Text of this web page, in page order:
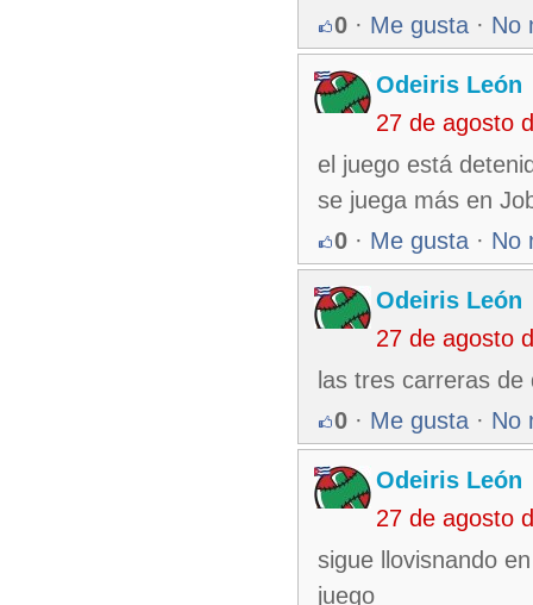
0 · Me gusta · No
Odeiris León
27 de agosto
el juego está
se juega más en
0 · Me gusta · No
Odeiris León
27 de agosto
las tres carreras de
0 · Me gusta · No
Odeiris León
27 de agosto
sigue llovisnando
juego